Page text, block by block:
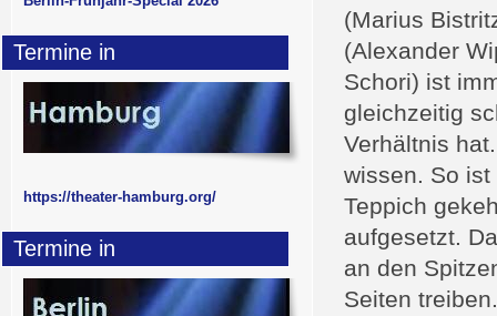
(Marius
(Alexander
Schori) ist
gleichzeitig
Verhältnis
wissen. So
Teppich
aufgesetzt.
an den
Seiten
Termine in
https://theater-hamburg.org/
Termine in